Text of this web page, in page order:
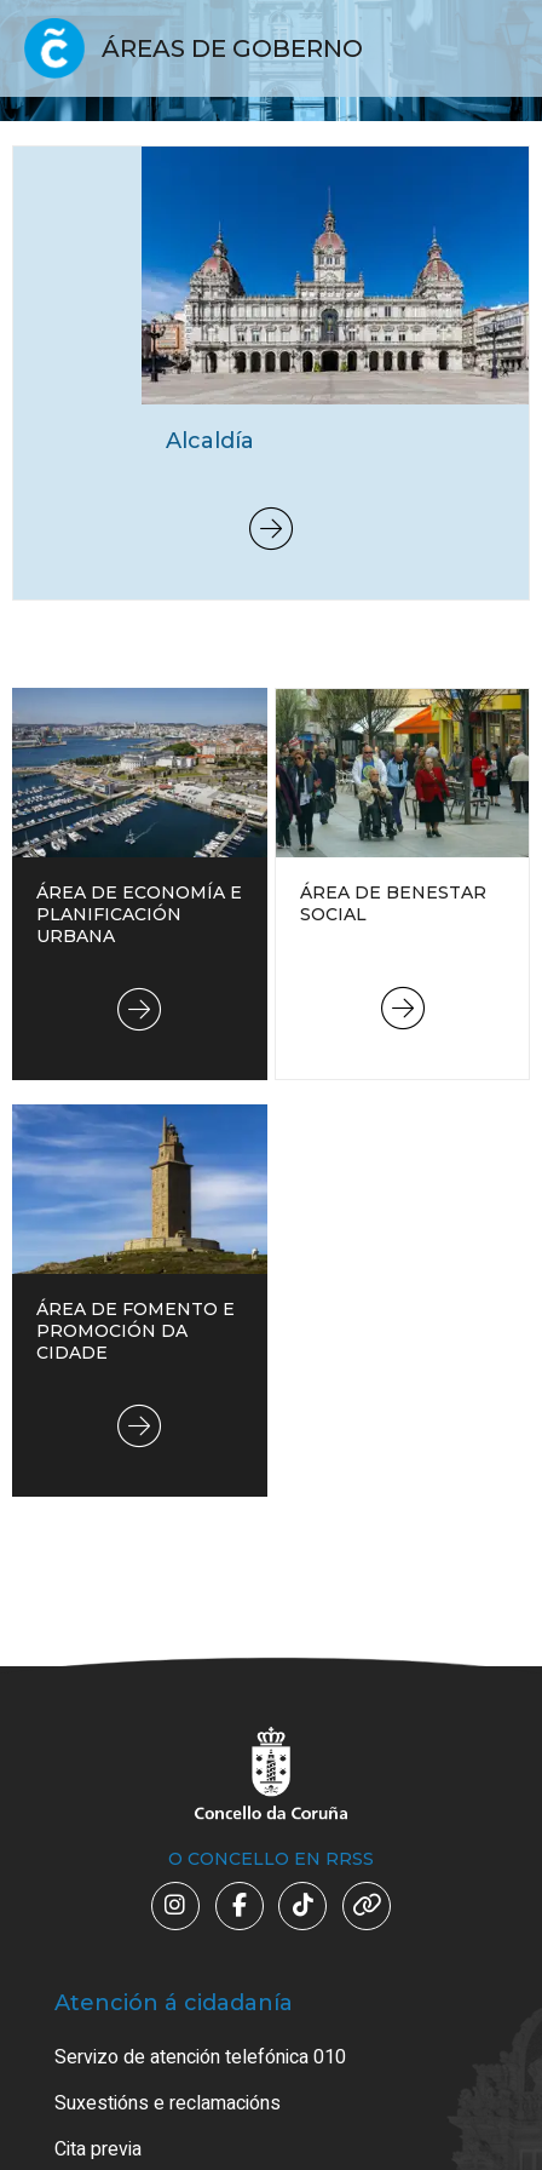
ÁREAS DE GOBERNO
Alcaldía
ÁREA DE ECONOMÍA E
PLANIFICACIÓN
URBANA
ÁREA DE BENESTAR
SOCIAL
ÁREA DE FOMENTO E
PROMOCIÓN DA
CIDADE
O CONCELLO EN RRSS
Atención á cidadanía
Servizo de atención telefónica 010
Suxestións e reclamacións
Cita previa